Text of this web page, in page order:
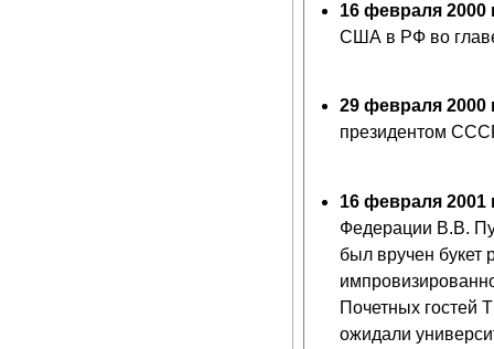
16 февраля 2000
США в РФ во
29 февраля 2000
президентом
16 февраля 2001
Федерации В.В.
был вручен букет
Почетных гостей
ожидали